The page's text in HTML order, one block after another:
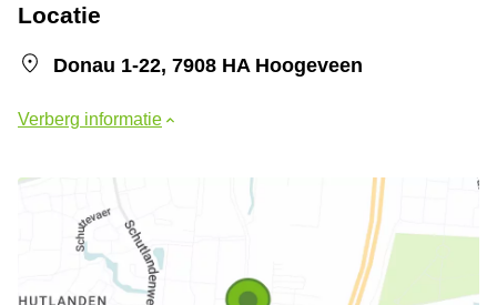
Locatie
Donau 1-22, 7908 HA Hoogeveen
Verberg informatie